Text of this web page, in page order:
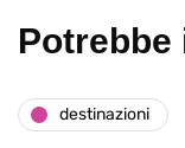
destinazioni